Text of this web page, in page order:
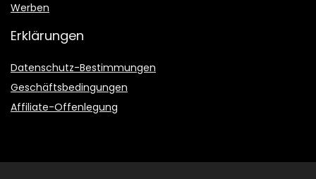
Werben
Erklärungen
Datenschutz-Bestimmungen
Geschäftsbedingungen
Affiliate-Offenlegung